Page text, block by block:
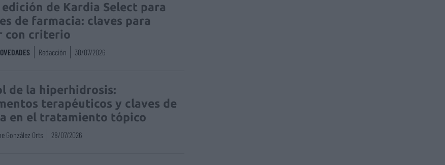
edición de Kardia Select para
de farmacia: claves para
con criterio
Redacción 30/07/2026
de la hiperhidrosis:
terapéuticos y claves de
en el tratamiento tópico
González Orts 28/07/2026